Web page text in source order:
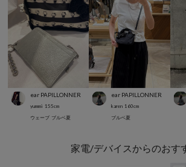
ear PAPILLONNER
yummi 155cm
ウェーブ ブルベ夏
ear PAPILLONNER
karen 160cm
ブルベ夏
家電/デバイスからのおす